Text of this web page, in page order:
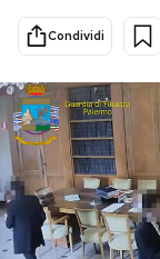
PODCAST
NEWSLETTER
I MIEI
Condividi